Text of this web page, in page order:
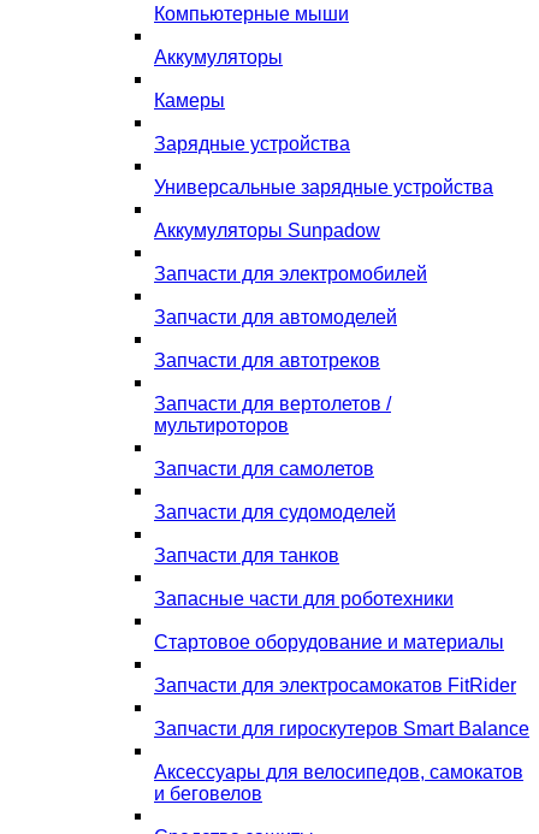
Компьютерные мыши
Аккумуляторы
Камеры
Зарядные устройства
Универсальные зарядные устройства
Аккумуляторы Sunpadow
Запчасти для электромобилей
Запчасти для автомоделей
Запчасти для автотреков
Запчасти для вертолетов /
мультироторов
Запчасти для самолетов
Запчасти для судомоделей
Запчасти для танков
Запасные части для роботехники
Стартовое оборудование и материалы
Запчасти для электросамокатов FitRider
Запчасти для гироскутеров Smart Balance
Аксессуары для велосипедов, самокатов
и беговелов